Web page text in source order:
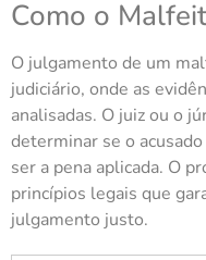
Como o
O julgamento de um
judiciário, onde as
analisadas. O juiz ou o
determinar se o
ser a pena aplicada. O
princípios legais que
julgamento justo.